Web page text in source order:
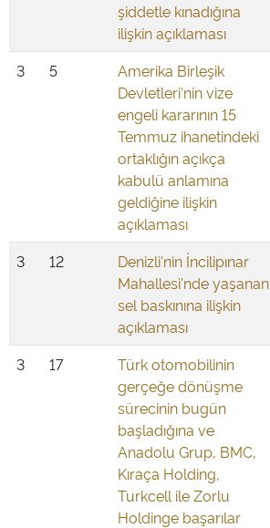
şiddetle kınadığına
ilişkin açıklaması
3 5
Amerika Birleşik
Devletleri'nin vize
engeli kararının 15
Temmuz ihanetindeki
ortaklığın açıkça
kabulü anlamına
geldiğine ilişkin
açıklaması
3 12
Denizli'nin İncilipınar
Mahallesi'nde yaşanan
sel baskınına ilişkin
açıklaması
3 17
Türk otomobilinin
gerçeğe dönüşme
sürecinin bugün
başladığına ve
Anadolu Grup, BMC,
Kıraça Holding,
Turkcell ile Zorlu
Holdinge başarılar